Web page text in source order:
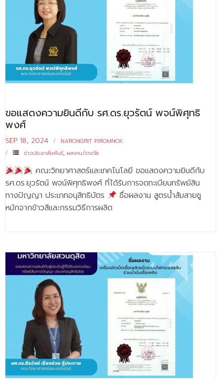
ขอแสดงความยินดีกับ รศ.ดร.ยุวรัตน์ พจน์พิศุทธิ
พงศ์
SEP 18, 2024
NARONGRIT PIROMNOK
ข่าวประชาสัมพันธ์, ผลงาน/รางวัล
คณะวิทยาศาสตร์และเทคโนโลยี ขอแสดงความยินดีกับ
รศ.ดร.ยุวรัตน์ พจน์พิศุทธิพงศ์ ที่ได้รับการจดทะเบียนทรัพย์สิน
ทางปัญญา ประเภทอนุสิทธิบัตร
ชื่อผลงาน สูตรน้ำส้มสายชู
หมักจากข้าวสีและกรรมวิธีการผลิต